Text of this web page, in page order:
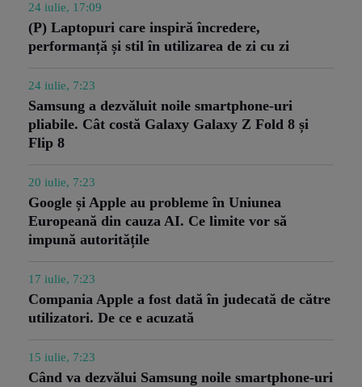
24 iulie, 17:09
(P) Laptopuri care inspiră încredere,
performanță și stil în utilizarea de zi cu zi
24 iulie, 7:23
Samsung a dezvăluit noile smartphone-uri
pliabile. Cât costă Galaxy Galaxy Z Fold 8 și
Flip 8
20 iulie, 7:23
Google și Apple au probleme în Uniunea
Europeană din cauza AI. Ce limite vor să
impună autoritățile
17 iulie, 7:23
Compania Apple a fost dată în judecată de către
utilizatori. De ce e acuzată
15 iulie, 7:23
Când va dezvălui Samsung noile smartphone-uri